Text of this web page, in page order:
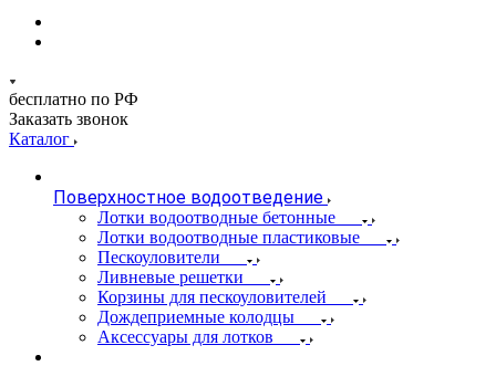
бесплатно по РФ
Заказать звонок
Каталог
Поверхностное водоотведение
Лотки водоотводные бетонные
Лотки водоотводные пластиковые
Пескоуловители
Ливневые решетки
Корзины для пескоуловителей
Дождеприемные колодцы
Аксессуары для лотков